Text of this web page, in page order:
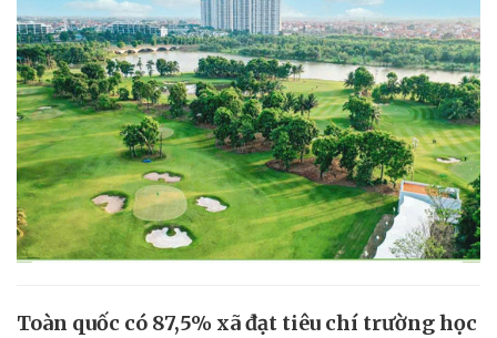
Toàn quốc có 87,5% xã đạt tiêu chí trường học